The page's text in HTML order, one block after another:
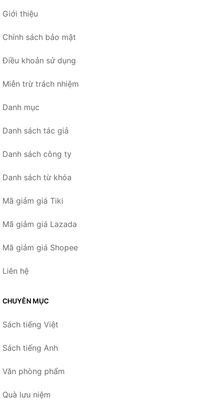
Giới thiệu
Chính sách bảo mật
Điều khoản sử dụng
Miễn trừ trách nhiệm
Danh mục
Danh sách tác giả
Danh sách công ty
Danh sách từ khóa
Mã giảm giá Tiki
Mã giảm giá Lazada
Mã giảm giá Shopee
Liên hệ
CHUYÊN MỤC
Sách tiếng Việt
Sách tiếng Anh
Văn phòng phẩm
Quà lưu niệm